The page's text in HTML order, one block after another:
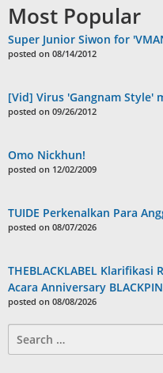
Most Popular
Super Junior Siwon for
posted on 08/14/2012
[Vid] Virus 'Gangnam Style'
posted on 09/26/2012
Omo Nickhun!
posted on 12/02/2009
TUIDE Perkenalkan Para
posted on 08/07/2026
THEBLACKLABEL
Acara Anniversary
posted on 08/08/2026
for: